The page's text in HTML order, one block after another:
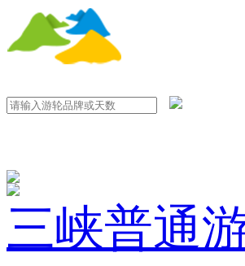
三峡普通